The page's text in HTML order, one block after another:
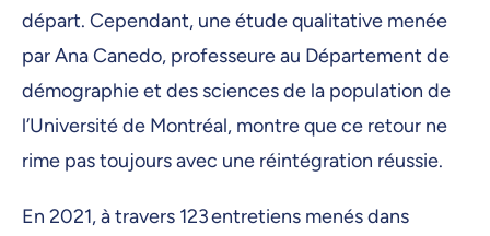
départ. Cependant, une étude qualitative menée
par Ana Canedo, professeure au Département de
démographie et des sciences de la population de
l’Université de Montréal, montre que ce retour ne
rime pas toujours avec une réintégration réussie.
En 2021, à travers 123 entretiens menés dans